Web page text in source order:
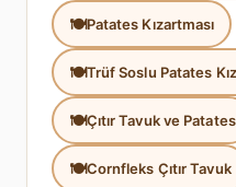
Patates Kızartması
Trüf Soslu Patates
Çıtır Tavuk ve Patates
Cornfleks Çıtır Tavuk